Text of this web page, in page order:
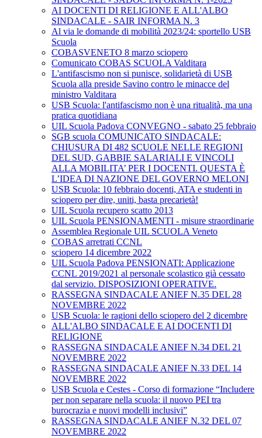
AI DOCENTI DI RELIGIONE E ALL'ALBO
SINDACALE - SAIR INFORMA N. 3
Al via le domande di mobilità 2023/24: sportello USB
Scuola
COBASVENETO 8 marzo sciopero
Comunicato COBAS SCUOLA Valditara
L'antifascismo non si punisce, solidarietà di USB
Scuola alla preside Savino contro le minacce del
ministro Valditara
USB Scuola: l'antifascismo non è una ritualità, ma una
pratica quotidiana
UIL Scuola Padova CONVEGNO - sabato 25 febbraio
SGB scuola COMUNICATO SINDACALE:
CHIUSURA DI 482 SCUOLE NELLE REGIONI
DEL SUD, GABBIE SALARIALI E VINCOLI
ALLA MOBILITA’ PER I DOCENTI. QUESTA È
L’IDEA DI NAZIONE DEL GOVERNO MELONI
USB Scuola: 10 febbraio docenti, ATA e studenti in
sciopero per dire, uniti, basta precarietà!
UIL Scuola recupero scatto 2013
UIL Scuola PENSIONAMENTI - misure straordinarie
Assemblea Regionale UIL SCUOLA Veneto
COBAS arretrati CCNL
sciopero 14 dicembre 2022
UIL Scuola Padova PENSIONATI: Applicazione
CCNL 2019/2021 al personale scolastico già cessato
dal servizio. DISPOSIZIONI OPERATIVE.
RASSEGNA SINDACALE ANIEF N.35 DEL 28
NOVEMBRE 2022
USB Scuola: le ragioni dello sciopero del 2 dicembre
ALL'ALBO SINDACALE E AI DOCENTI DI
RELIGIONE
RASSEGNA SINDACALE ANIEF N.34 DEL 21
NOVEMBRE 2022
RASSEGNA SINDACALE ANIEF N.33 DEL 14
NOVEMBRE 2022
USB Scuola e Cestes - Corso di formazione “Includere
per non separare nella scuola: il nuovo PEI tra
burocrazia e nuovi modelli inclusivi”
RASSEGNA SINDACALE ANIEF N.32 DEL 07
NOVEMBRE 2022